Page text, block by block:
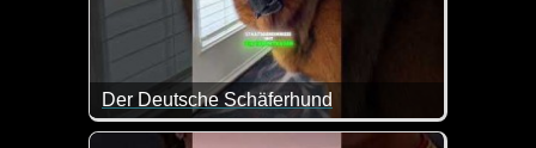
Der Deutsche Schäferhund
Witziger kann man den deutschen Schäferhund